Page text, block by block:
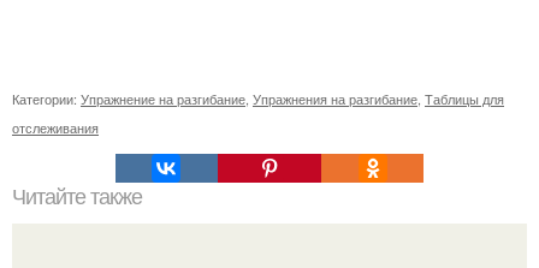
Категории: Упражнение на разгибание Упражнения на разгибание Таблицы для
отслеживания
Читайте также